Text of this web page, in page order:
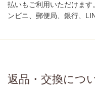
払いもご利用いただけま
ンビニ、郵便局、銀行、
返品・交換につ